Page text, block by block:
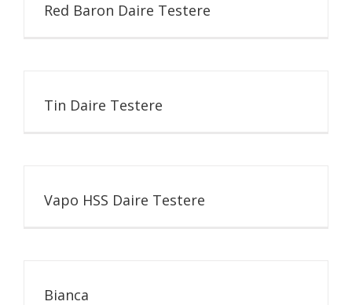
Red Baron Daire Testere
Tin Daire Testere
Vapo HSS Daire Testere
Bianca